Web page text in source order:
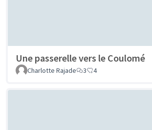
Une passerelle vers le Coulomé
Charlotte Rajade
3 4